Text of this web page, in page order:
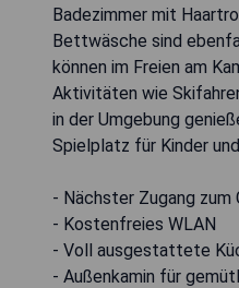
Badezimmer mit
Bettwäsche sind
können im Freien am
Aktivitäten wie
in der Umgebung
Spielplatz für Kinder
- Nächster Zugang zum
- Kostenfreies WLAN
- Voll ausgestattete
- Außenkamin für